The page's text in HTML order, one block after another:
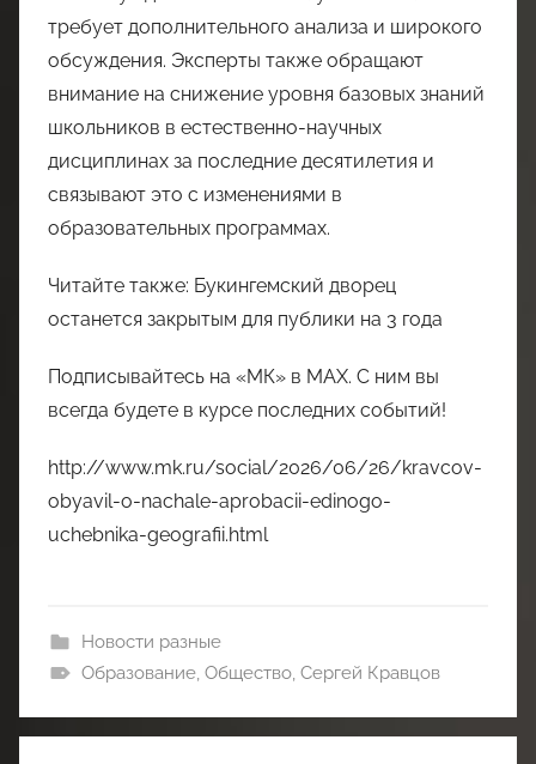
требует дополнительного анализа и широкого
обсуждения. Эксперты также обращают
внимание на снижение уровня базовых знаний
школьников в естественно-научных
дисциплинах за последние десятилетия и
связывают это с изменениями в
образовательных программах.
Читайте также: Букингемский дворец
останется закрытым для публики на 3 года
Подписывайтесь на «МК» в MAX. С ним вы
всегда будете в курсе последних событий!
http://www.mk.ru/social/2026/06/26/kravcov-
obyavil-o-nachale-aprobacii-edinogo-
uchebnika-geografii.html
Новости разные
Образование, Общество, Сергей Кравцов